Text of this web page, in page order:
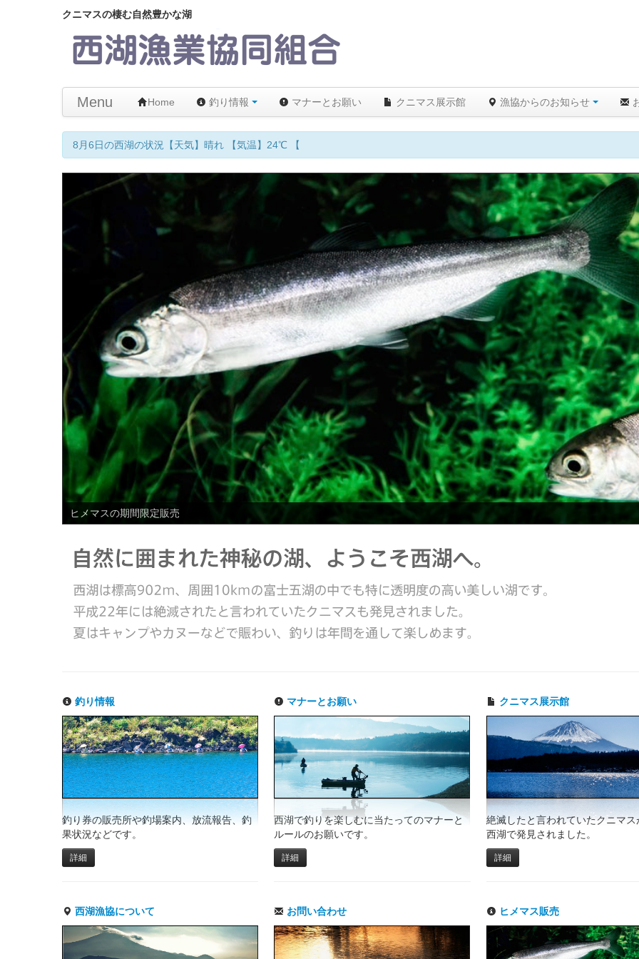
クニマスの棲む自然豊かな湖
Menu Home 釣り情報 マナーとお願い クニマス展示館 漁協からのお知らせ
【メモ】西湖はムーチング 禁止です！違反者には以後、遊漁を拒絶します！ルールを守り遊漁を楽しみましょう。
ヒメマスの期間限定販売
釣り情報
釣り券の販売所や釣場案内、放流報告、釣
果状況などです。
詳細
マナーとお願い
西湖で釣りを楽しむに当たってのマナーと
ルールのお願いです。
詳細
クニマス展示館
絶滅したと言われていたクニマ
西湖で発見されました。
詳細
西湖漁協について お問い合わせ ヒメマス販売